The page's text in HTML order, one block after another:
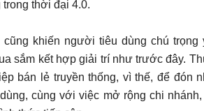
thời đại 4.0.
cũng khiến người tiêu dùng chú
sắm kết hợp giải trí như trước đây.
bán lẻ truyền thống, vì thế, để đón
cùng với việc mở rộng chi